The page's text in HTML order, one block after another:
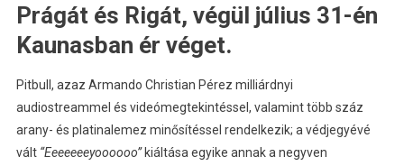
Prágát és Rigát, végül július 31-én
Kaunasban ér véget.
Pitbull, azaz Armando Christian Pérez milliárdnyi
audiostreammel és videómegtekintéssel, valamint több száz
arany- és platinalemez minősítéssel rendelkezik; a védjegyévé
vált “Eeeeeeeyoooooo”kiáltása egyike annak a negyven